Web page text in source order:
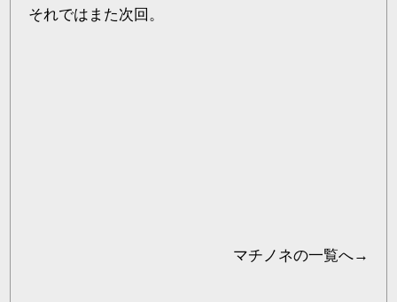
それではまた次回。
マチノネの一覧へ→